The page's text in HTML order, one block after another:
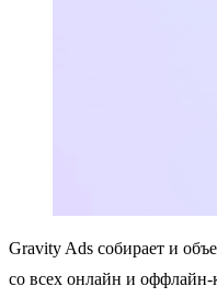
Gravity Ads собирает и
со всех онлайн и оффлайн-